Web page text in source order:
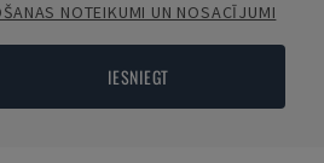
NOTEIKUMI UN NOSACĪJUMI
IESNIEGT